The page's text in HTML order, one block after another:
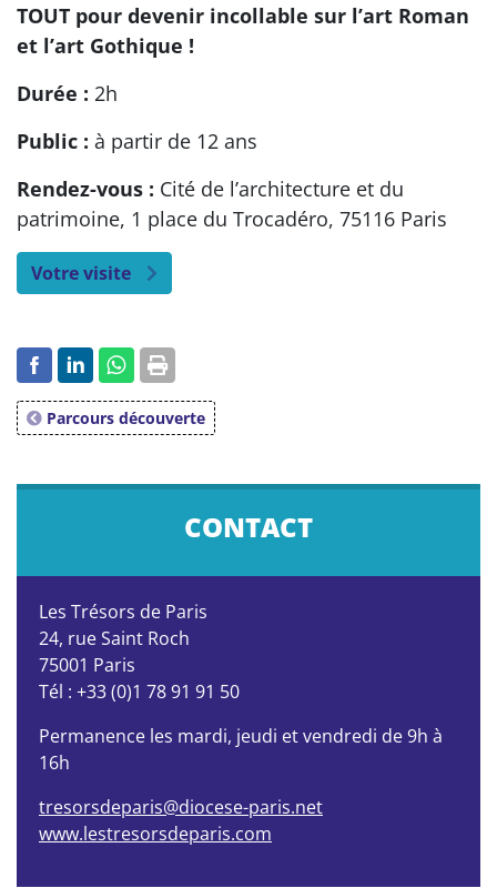
TOUT pour devenir incollable sur l’art Roman
et l’art Gothique !
Durée : 2h
Public : à partir de 12 ans
Rendez-vous : Cité de l’architecture et du
patrimoine, 1 place du Trocadéro, 75116 Paris
Votre visite
Parcours découverte
CONTACT
Les Trésors de Paris
24, rue Saint Roch
75001 Paris
Tél : +33 (0)1 78 91 91 50
Permanence les mardi, jeudi et vendredi de 9h à
16h
tresorsdeparis@diocese-paris.net
www.lestresorsdeparis.com